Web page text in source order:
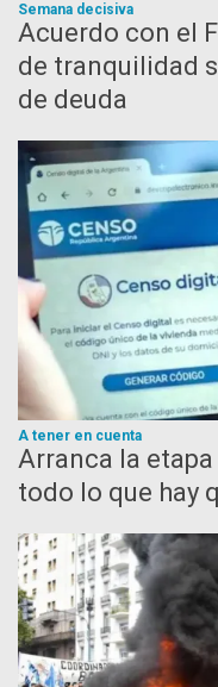
Semana decisiva
Acuerdo con el
de tranquilidad
de deuda
A tener en cuenta
Arranca la
todo lo que hay